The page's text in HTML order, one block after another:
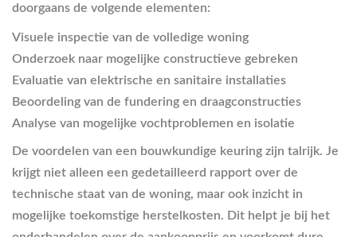
doorgaans de volgende elementen:
Visuele inspectie van de volledige woning
Onderzoek naar mogelijke constructieve gebreken
Evaluatie van elektrische en sanitaire installaties
Beoordeling van de fundering en draagconstructies
Analyse van mogelijke vochtproblemen en isolatie
De voordelen van een bouwkundige keuring zijn talrijk. Je
krijgt niet alleen een gedetailleerd rapport over de
technische staat van de woning, maar ook inzicht in
mogelijke toekomstige herstelkosten. Dit helpt je bij het